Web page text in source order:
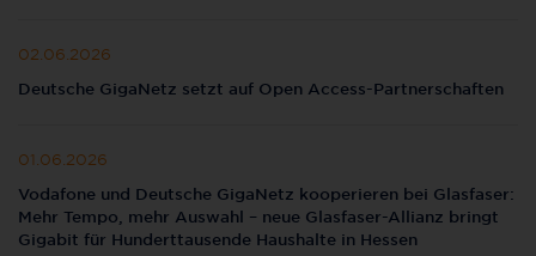
02.06.2026
Deutsche GigaNetz setzt auf Open Access-Partnerschaften
01.06.2026
Vodafone und Deutsche GigaNetz kooperieren bei Glasfaser:
Mehr Tempo, mehr Auswahl – neue Glasfaser-Allianz bringt
Gigabit für Hunderttausende Haushalte in Hessen